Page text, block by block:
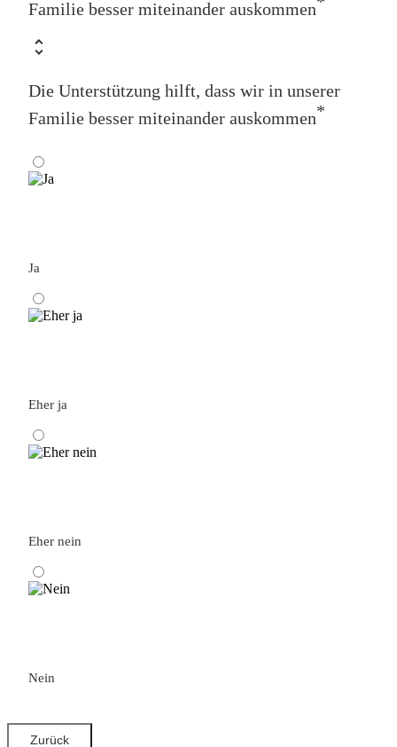
Familie besser miteinander auskommen
Die Unterstützung hilft, dass wir in unserer
Familie besser miteinander auskommen*
Ja
Eher ja
Eher nein
Nein